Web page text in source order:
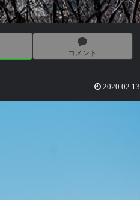
コメント
2020.02.13